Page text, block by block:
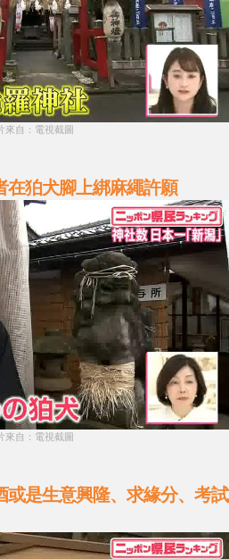
來自：電視截圖
在狛犬腳上綁麻繩許願
來自：電視截圖
或是生意興隆、求緣分、考試